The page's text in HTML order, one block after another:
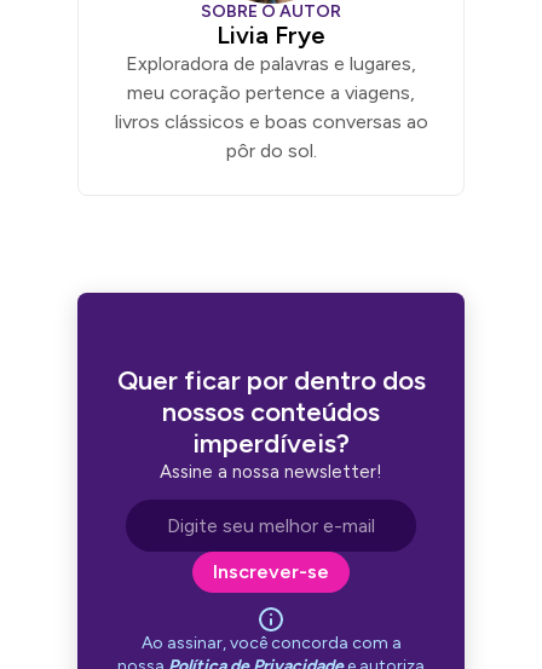
SOBRE O AUTOR
Livia Frye
Exploradora de palavras e lugares,
meu coração pertence a viagens,
livros clássicos e boas conversas ao
pôr do sol.
Quer ficar por dentro dos
nossos conteúdos
imperdíveis?
Assine a nossa newsletter!
Endereço de e-mail
Inscrever-se
Ao assinar, você concorda com a